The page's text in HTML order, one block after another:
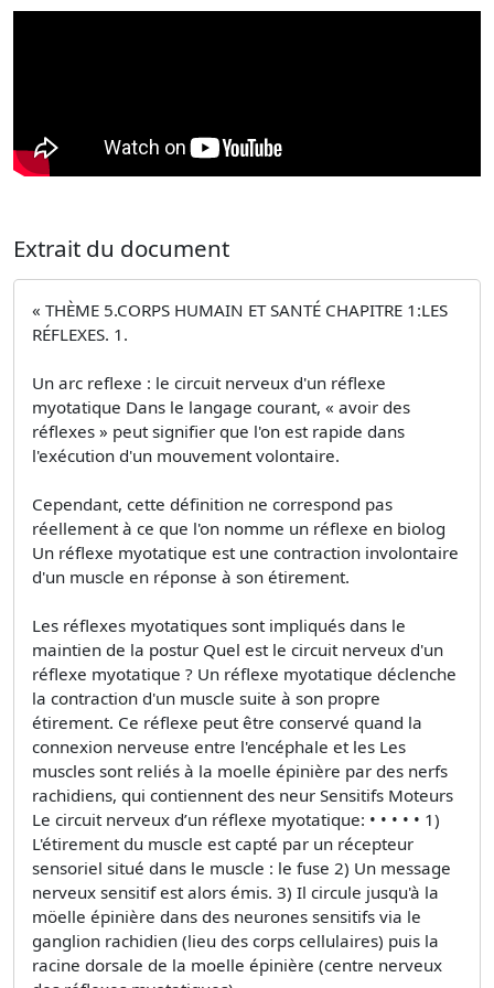
Extrait du document
« THÈME 5.CORPS HUMAIN ET SANTÉ CHAPITRE 1:LES
RÉFLEXES. 1.
Un arc reflexe : le circuit nerveux d'un réflexe
myotatique Dans le langage courant, « avoir des
réflexes » peut signifier que l'on est rapide dans
l'exécution d'un mouvement volontaire.
Cependant, cette définition ne correspond pas
réellement à ce que l'on nomme un réflexe en biolog
Un réflexe myotatique est une contraction involontaire
d'un muscle en réponse à son étirement.
Les réflexes myotatiques sont impliqués dans le
maintien de la postur Quel est le circuit nerveux d'un
réflexe myotatique ? Un réflexe myotatique déclenche
la contraction d'un muscle suite à son propre
étirement. Ce réflexe peut être conservé quand la
connexion nerveuse entre l'encéphale et les Les
muscles sont reliés à la moelle épinière par des nerfs
rachidiens, qui contiennent des neur Sensitifs Moteurs
Le circuit nerveux d’un réflexe myotatique: • • • • • 1)
L'étirement du muscle est capté par un récepteur
sensoriel situé dans le muscle : le fuse 2) Un message
nerveux sensitif est alors émis. 3) Il circule jusqu'à la
möelle épinière dans des neurones sensitifs via le
ganglion rachidien (lieu des corps cellulaires) puis la
racine dorsale de la moelle épinière (centre nerveux